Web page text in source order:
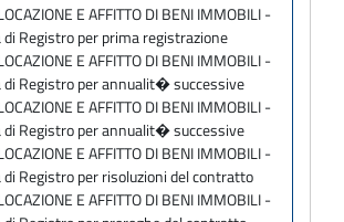
E AFFITTO DI BENI IMMOBILI -
di Registro per prima registrazione
E AFFITTO DI BENI IMMOBILI -
di Registro per annualit� successive
E AFFITTO DI BENI IMMOBILI -
di Registro per annualit� successive
E AFFITTO DI BENI IMMOBILI -
di Registro per risoluzioni del contratto
E AFFITTO DI BENI IMMOBILI -